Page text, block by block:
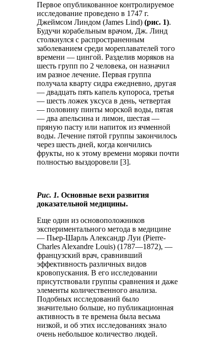
Первое опубликованное контролируемое
исследование проведено в 1747 г.
Джеймсом Линдом (James Lind)(рис. 1).
Будучи корабельным врачом, Дж. Линд
столкнулся с распространенным
заболеванием среди мореплавателей того
времени — цингой. Разделив моряков на
шесть групп по 2 человека, он назначил
им разное лечение. Первая группа
получала кварту сидра ежедневно, другая
— двадцать пять капель купороса, третья
— шесть ложек уксуса в день, четвертая
— половину пинты морской воды, пятая
— два апельсина и лимон, шестая —
пряную пасту или напиток из ячменной
воды. Лечение пятой группы закончилось
через шесть дней, когда кончились
фрукты, но к этому времени моряки почти
полностью выздоровели [3].
Рис. 1. Основные вехи развития
доказательной медицины.
Еще один из основоположников
экспериментального метода в медицине
— Пьер-Шарль Александр Луи (Pierre-
Charles Alexandre Louis) (1787—1872), —
французский врач, сравнивший
эффективность различных видов
кровопускания. В его исследовании
присутствовали группы сравнения и даже
элементы количественного анализа.
Подобных исследований было
значительно больше, но публикационная
активность в те времена была весьма
низкой, и об этих исследованиях знало
очень небольшое количество людей.